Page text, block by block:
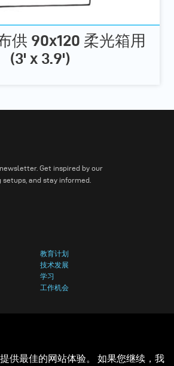
供 90x120 柔光箱用
(3' x 3.9')
Get inspired by our
and stay informed.
教育计划
技术发展
学习
工作机会
供最佳的网站体验。 如果您继续，我